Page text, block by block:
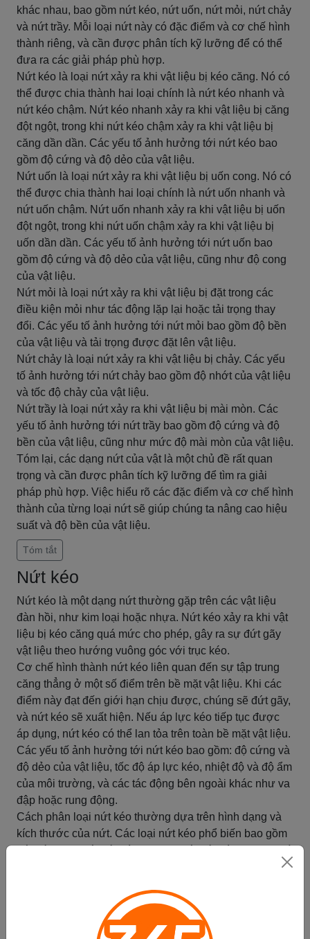
khác nhau, bao gồm nứt kéo, nứt uốn, nứt mỏi, nứt chảy
và nứt trầy. Mỗi loại nứt này có đặc điểm và cơ chế hình
thành riêng, và cần được phân tích kỹ lưỡng để có thể
đưa ra các giải pháp phù hợp.
Nứt kéo là loại nứt xảy ra khi vật liệu bị kéo căng. Nó có
thể được chia thành hai loại chính là nứt kéo nhanh và
nứt kéo chậm. Nứt kéo nhanh xảy ra khi vật liệu bị căng
đột ngột, trong khi nứt kéo chậm xảy ra khi vật liệu bị
căng dần dần. Các yếu tố ảnh hưởng tới nứt kéo bao
gồm độ cứng và độ dẻo của vật liệu.
Nứt uốn là loại nứt xảy ra khi vật liệu bị uốn cong. Nó có
thể được chia thành hai loại chính là nứt uốn nhanh và
nứt uốn chậm. Nứt uốn nhanh xảy ra khi vật liệu bị uốn
đột ngột, trong khi nứt uốn chậm xảy ra khi vật liệu bị
uốn dần dần. Các yếu tố ảnh hưởng tới nứt uốn bao
gồm độ cứng và độ dẻo của vật liệu, cũng như độ cong
của vật liệu.
Nứt mỏi là loại nứt xảy ra khi vật liệu bị đặt trong các
điều kiện mỏi như tác động lặp lại hoặc tải trọng thay
đổi. Các yếu tố ảnh hưởng tới nứt mỏi bao gồm độ bền
của vật liệu và tải trọng được đặt lên vật liệu.
Nứt chảy là loại nứt xảy ra khi vật liệu bị chảy. Các yếu
tố ảnh hưởng tới nứt chảy bao gồm độ nhớt của vật liệu
và tốc độ chảy của vật liệu.
Nứt trầy là loại nứt xảy ra khi vật liệu bị mài mòn. Các
yếu tố ảnh hưởng tới nứt trầy bao gồm độ cứng và độ
bền của vật liệu, cũng như mức độ mài mòn của vật liệu.
Tóm lại, các dạng nứt của vật là một chủ đề rất quan
trọng và cần được phân tích kỹ lưỡng để tìm ra giải
pháp phù hợp. Việc hiểu rõ các đặc điểm và cơ chế hình
thành của từng loại nứt sẽ giúp chúng ta nâng cao hiệu
suất và độ bền của vật liệu.
Tóm tắt
Nứt kéo
Nứt kéo là một dạng nứt thường gặp trên các vật liệu
đàn hồi, như kim loại hoặc nhựa. Nứt kéo xảy ra khi vật
liệu bị kéo căng quá mức cho phép, gây ra sự đứt gãy
vật liệu theo hướng vuông góc với trục kéo.
Cơ chế hình thành nứt kéo liên quan đến sự tập trung
căng thẳng ở một số điểm trên bề mặt vật liệu. Khi các
điểm này đạt đến giới hạn chịu được, chúng sẽ đứt gãy,
và nứt kéo sẽ xuất hiện. Nếu áp lực kéo tiếp tục được
áp dụng, nứt kéo có thể lan tỏa trên toàn bề mặt vật liệu.
Các yếu tố ảnh hưởng tới nứt kéo bao gồm: độ cứng và
độ dẻo của vật liệu, tốc độ áp lực kéo, nhiệt độ và độ ẩm
của môi trường, và các tác động bên ngoài khác như va
đập hoặc rung động.
Cách phân loại nứt kéo thường dựa trên hình dạng và
kích thước của nứt. Các loại nứt kéo phổ biến bao gồm
hiểu rõ về cơ chế hình thành và các yếu tố ảnh hưởng
tới nứt kéo là quan trọng để thiết kế các vật liệu và sản
phẩm an toàn và đáng tin cậy.